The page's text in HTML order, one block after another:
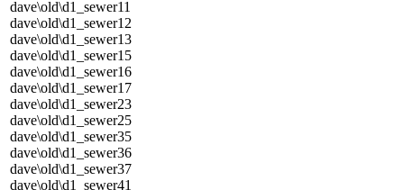
dave\old\d1_sewer11
dave\old\d1_sewer12
dave\old\d1_sewer13
dave\old\d1_sewer15
dave\old\d1_sewer16
dave\old\d1_sewer17
dave\old\d1_sewer23
dave\old\d1_sewer25
dave\old\d1_sewer35
dave\old\d1_sewer36
dave\old\d1_sewer37
dave\old\d1_sewer41